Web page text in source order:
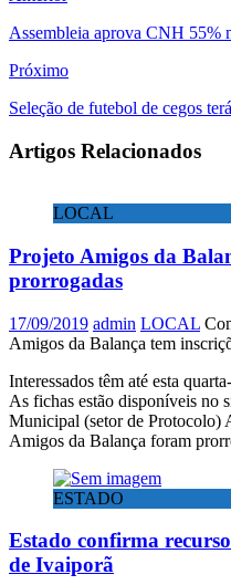
Assembleia aprova CNH 55%
Próximo
Seleção de futebol de cegos
Artigos Relacionados
LOCAL
Projeto Amigos da
prorrogadas
17/09/2019 admin LOCAL
Amigos da Balança tem
Interessados têm até esta
As fichas estão disponíveis no
Municipal (setor de Protocolo)
Amigos da Balança foram
ESTADO
Estado confirma
de Ivaiporã